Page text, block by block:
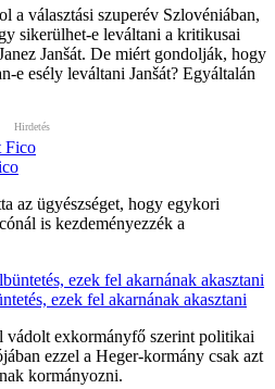
a választási szuperév Szlovéniában,
sikerülhet-e leváltani a kritikusai
Janšát. De miért gondolják, hogy
e esély leváltani Janšát? Egyáltalán
az ügyészséget, hogy egykori
is kezdeményezzék a
ezek fel akarnának akasztani
vádolt exkormányfő szerint politikai
ezzel a Heger-kormány csak azt
kormányozni.